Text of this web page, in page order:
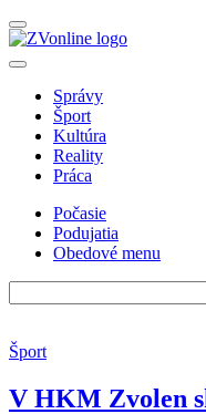
Správy
Šport
Kultúra
Reality
Práca
Počasie
Podujatia
Obedové menu
Šport
V HKM Zvolen